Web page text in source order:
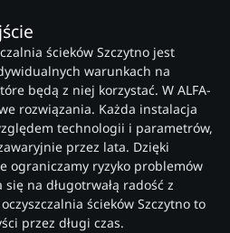
ścieków Szczytno jest
warunkach na
będą z niej korzystać. W ALFA-
rozwiązania. Każda instalacja
technologii i parametrów,
przez lata. Dzięki
ograniczamy ryzyko problemów
się na długotrwałą radość z
ścieków Szczytno to
przez długi czas.